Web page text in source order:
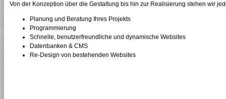
Von der Konzeption über die Gestaltung bis hin zur Realisierung stehen wir
Planung und Beratung Ihres Projekts
Programmierung
Schnelle, benutzerfreundliche und dynamische Websites
Datenbanken & CMS
Re-Design von bestehenden Websites